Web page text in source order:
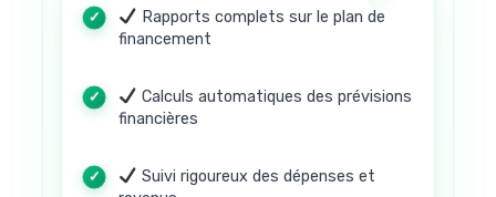
Rapports complets sur le plan de
financement
Calculs automatiques des prévisions
financières
Suivi rigoureux des dépenses et